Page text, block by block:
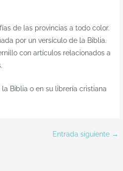
de las provincias a todo color.
por un versículo de la Biblia.
con artículos relacionados a
Biblia o en su librería cristiana
Entrada siguiente →